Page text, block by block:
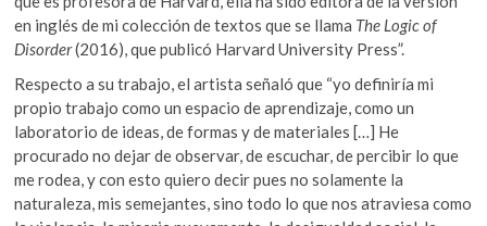
en inglés de mi colección de textos que se llama The Logic of
Disorder(2016),que publicó Harvard University Press”.
Respecto a su trabajo, el artista señaló que “yo definiría mi
propio trabajo como un espacio de aprendizaje, como un
laboratorio de ideas, de formas y de materiales […] He
procurado no dejar de observar, de escuchar, de percibir lo que
me rodea, y con esto quiero decir pues no solamente la
naturaleza, mis semejantes, sino todo lo que nos atraviesa como